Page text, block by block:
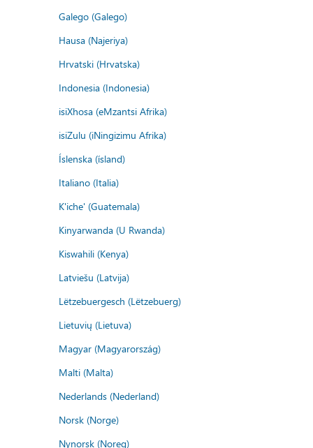
Galego (Galego)
Hausa (Najeriya)
Hrvatski (Hrvatska)
Indonesia (Indonesia)
isiXhosa (eMzantsi Afrika)
isiZulu (iNingizimu Afrika)
Íslenska (ísland)
Italiano (Italia)
K'iche' (Guatemala)
Kinyarwanda (U Rwanda)
Kiswahili (Kenya)
Latviešu (Latvija)
Lëtzebuergesch (Lëtzebuerg)
Lietuvių (Lietuva)
Magyar (Magyarország)
Malti (Malta)
Nederlands (Nederland)
Norsk (Norge)
Nynorsk (Noreg)